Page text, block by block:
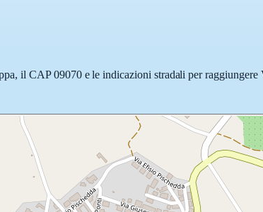
il CAP 09070 e le indicazioni stradali per